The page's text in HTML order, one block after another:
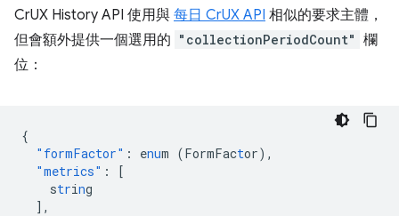
CrUX History API 使用與 每日 CrUX API 相似的要求主體，
但會額外提供一個選用的 "collectionPeriodCount" 欄
位：
{
"formFactor" : enum (FormFactor) ,
"metrics" :
[
string
],